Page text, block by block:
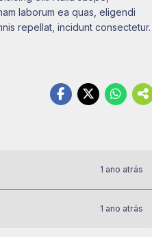
laborum ea quas, eligendi
repellat, incidunt consectetur.
1 ano atrás
1 ano atrás